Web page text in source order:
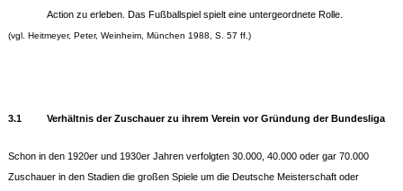
Action zu erleben. Das Fußballspiel spielt eine untergeordnete Rolle.
(vgl. Heitmeyer, Peter, Weinheim, München 1988, S. 57 ff.)
3.1 Verhältnis der Zuschauer zu ihrem Verein vor Gründung der Bundesliga
Schon in den 1920er und 1930er Jahren verfolgten 30.000, 40.000 oder gar 70.000
Zuschauer in den Stadien die großen Spiele um die Deutsche Meisterschaft oder